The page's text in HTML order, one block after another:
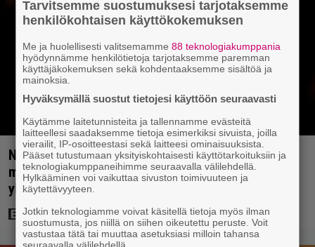
Nyt Netflixissä: Christopher Nolanin viiden tähden
mysteerileffa – ”Huikean hienosti kirjoitettu
yllätyskäänteiden sarja”
Tarvitsemme suostumuksesi tarjotaksemme
henkilökohtaisen käyttökokemuksen
Me ja huolellisesti valitsemamme88 teknologiakumppania
hyödynnämme henkilötietoja tarjotaksemme paremman
käyttäjäkokemuksen sekä kohdentaaksemme sisältöä ja
mainoksia.
Hyväksymällä suostut tietojesi käyttöön seuraavasti
Käytämme laitetunnisteita ja tallennamme evästeitä
laitteellesi saadaksemme tietoja esimerkiksi sivuista, joilla
vierailit, IP-osoitteestasi sekä laitteesi ominaisuuksista.
Pääset tutustumaan yksityiskohtaisesti käyttötarkoituksiin ja
teknologiakumppaneihimme seuraavalla välilehdellä.
Hylkääminen voi vaikuttaa sivuston toimivuuteen ja
käytettävyyteen.
Jotkin teknologiamme voivat käsitellä tietoja myös ilman
suostumusta, jos niillä on siihen oikeutettu peruste. Voit
vastustaa tätä tai muuttaa asetuksiasi milloin tahansa
seuraavalla välilehdellä.